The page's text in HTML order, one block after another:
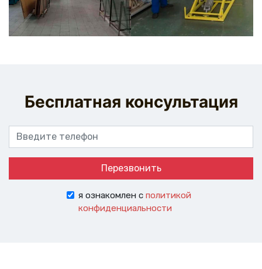
Бесплатная консультация
Перезвонить
я ознакомлен с политикой
конфиденциальности